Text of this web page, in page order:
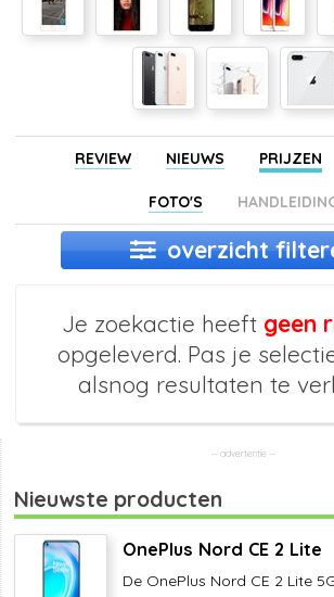
REVIEW NIEUWS PRIJZEN
FOTO'S
overzicht
Je zoekactie heeft geen
opgeleverd. Pas je
alsnog resultaten te
Nieuwste producten
OnePlus Nord CE 2 Lite
De OnePlus Nord CE 2 Lite